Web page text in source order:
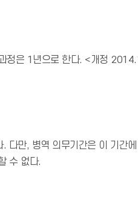
정은 1년으로 한다. <개정
만, 병역 의무기간은 이 기간에
수 없다.